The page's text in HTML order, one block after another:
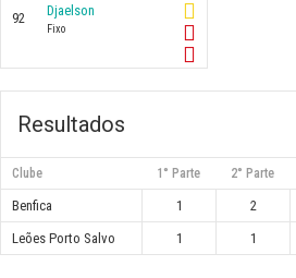
92 Djaelson
Fixo
Resultados
Clube 1° Parte 2° Parte
Benfica 1 2
Leões Porto Salvo
1 1